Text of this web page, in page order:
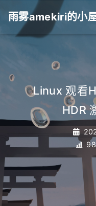
雨雾amekiri的小
Linux 观看
HDR